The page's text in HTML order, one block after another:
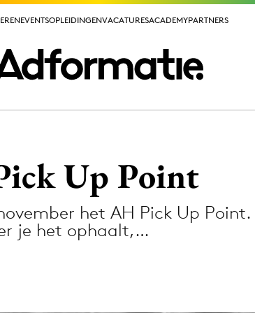
EVENTSOPLEIDINGENVACATURESACADEMYPARTNERS
EVENTSOPLEIDINGENVACATURESACADEMYPARTNERS
Up Point
het AH Pick Up
je het ophaalt,…